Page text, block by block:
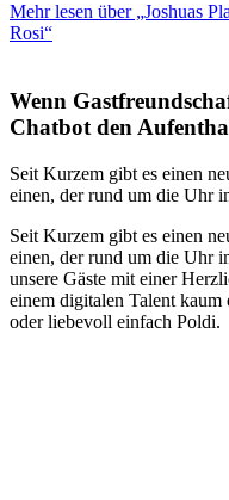
Mehr lesen über „Joshuas
Rosi“
Wenn
Chatbot den
Seit Kurzem gibt es einen
einen, der rund um die Uhr
Seit Kurzem gibt es einen
einen, der rund um die Uhr
unsere Gäste mit einer
einem digitalen Talent
oder liebevoll einfach Poldi.